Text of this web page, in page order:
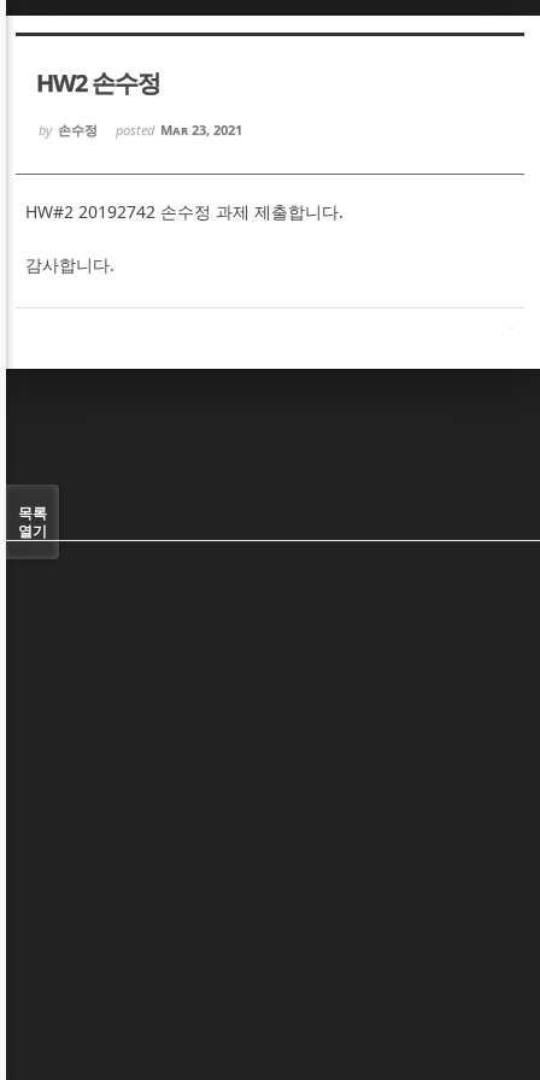
HW2 손수정
by 손수정 posted Mar 23, 2021
HW#2 20192742 손수정 과제 제출합니다.
감사합니다.
목록
열기
Sketchbook5, 스케치북5
Sketchbook5, 스케치북5
Sketchbook5, 스케치북5
Sketchbook5, 스케치북5